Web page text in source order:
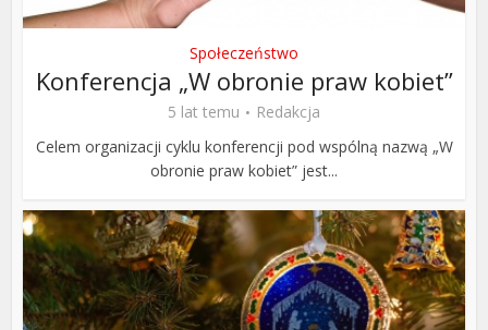
Społeczeństwo
Konferencja „W obronie praw kobiet”
5 lat temu
Redakcja
Celem organizacji cyklu konferencji pod wspólną nazwą „W
obronie praw kobiet” jest...